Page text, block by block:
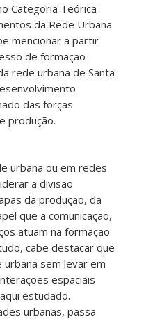
Categoria Teórica
da Rede Urbana
mencionar a partir
de formação
rede urbana de Santa
das forças
produção.
urbana ou em redes
a divisão
da produção, da
que a comunicação,
atuam na formação
cabe destacar que
sem levar em
espaciais
estudado.
urbanas, passa